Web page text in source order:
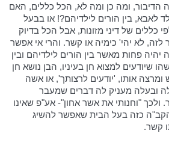
הדיבור, ומה כן ומה לא, הכל כללים, האם
לאבא, בין הורים לילדיהם?! או בבעל
כללים של דיני מזונות, אבל הכל בדיוק
לזה, לא יהי' כימיה או קשר. והרי אי אפשר
פחות מאשר בין הורים לילדיהם ובין
למצוא חן בעיניו, הבן נושא חן
ומרצה אותו, 'יודעים לרצותך', או אשה
ובעלה מעניק לה דברים שמעבר
ולכך "וחנותי את אשר אחון"- אע"פ שאינו
הקב"ה כזה בעל הבית שאפשר להשיג
קשר.